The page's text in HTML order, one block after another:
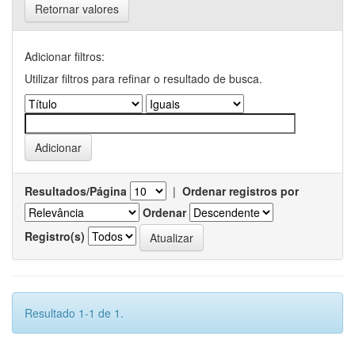
Retornar valores
Adicionar filtros:
Utilizar filtros para refinar o resultado de busca.
Resultados/Página | Ordenar registros por
Ordenar
Registro(s)
Resultado 1-1 de 1.